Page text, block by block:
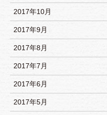
2017年10月
2017年9月
2017年8月
2017年7月
2017年6月
2017年5月